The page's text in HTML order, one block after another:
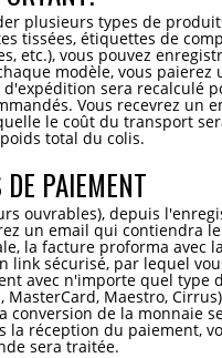
plusieurs types de
tissées, étiquettes de
etc.), vous pouvez
modèle, vous paierez
sera recalculé
Vous recevrez un
le coût du transport
total du colis.
DE PAIEMENT
ouvrables), depuis
un email qui contiendra
la facture proforma avec
link sécurisé, par lequel
avec n'importe quel type
MasterCard, Maestro,
conversion de la monnaie
la réception du paiement,
sera traitée.